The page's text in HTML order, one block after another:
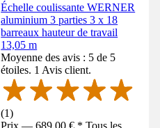
Échelle coulissante WERNER
aluminium 3 parties 3 x 18
barreaux hauteur de travail
13,05 m
Moyenne des avis : 5 de 5
étoiles. 1 Avis client.
(1)